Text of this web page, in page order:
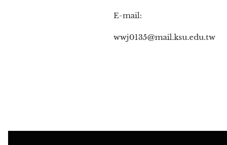
E-mail:
wwj0135@mail.ksu.edu.tw